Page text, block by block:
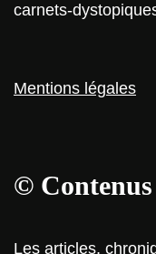
carnets-
Mentions légales
© Contenus
Les articles,